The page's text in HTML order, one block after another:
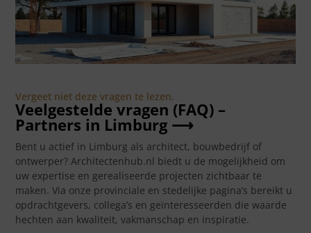
Vergeet niet deze vragen te lezen.
Veelgestelde vragen (FAQ) –
Partners in Limburg ⟶
Bent u actief in Limburg als architect, bouwbedrijf of
ontwerper? Architectenhub.nl biedt u de mogelijkheid om
uw expertise en gerealiseerde projecten zichtbaar te
maken. Via onze provinciale en stedelijke pagina’s bereikt u
opdrachtgevers, collega’s en geïnteresseerden die waarde
hechten aan kwaliteit, vakmanschap en inspiratie.